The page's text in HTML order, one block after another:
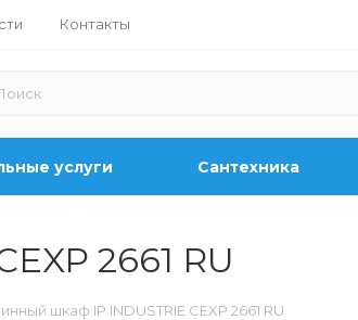
Контакты
услуги Сантехника
2661 RU
шкаф IP INDUSTRIE CEXP 2661 RU